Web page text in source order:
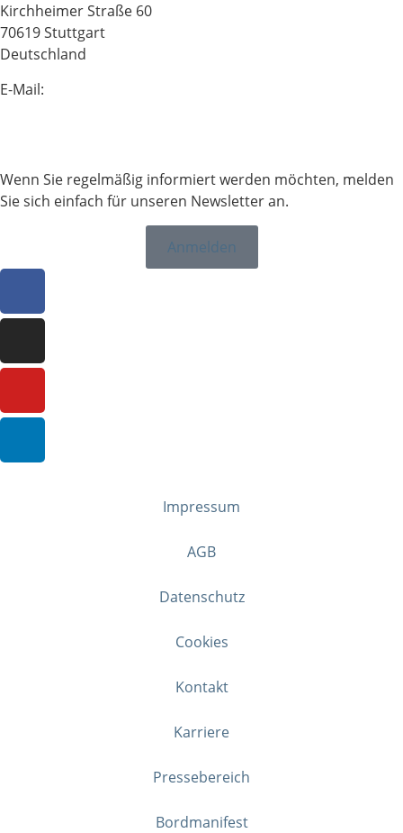
Kirchheimer Straße 60
70619 Stuttgart
Deutschland
E-Mail:
Wenn Sie regelmäßig informiert werden möchten, melden
Sie sich einfach für unseren Newsletter an.
Anmelden
Impressum
AGB
Datenschutz
Cookies
Kontakt
Karriere
Pressebereich
Bordmanifest